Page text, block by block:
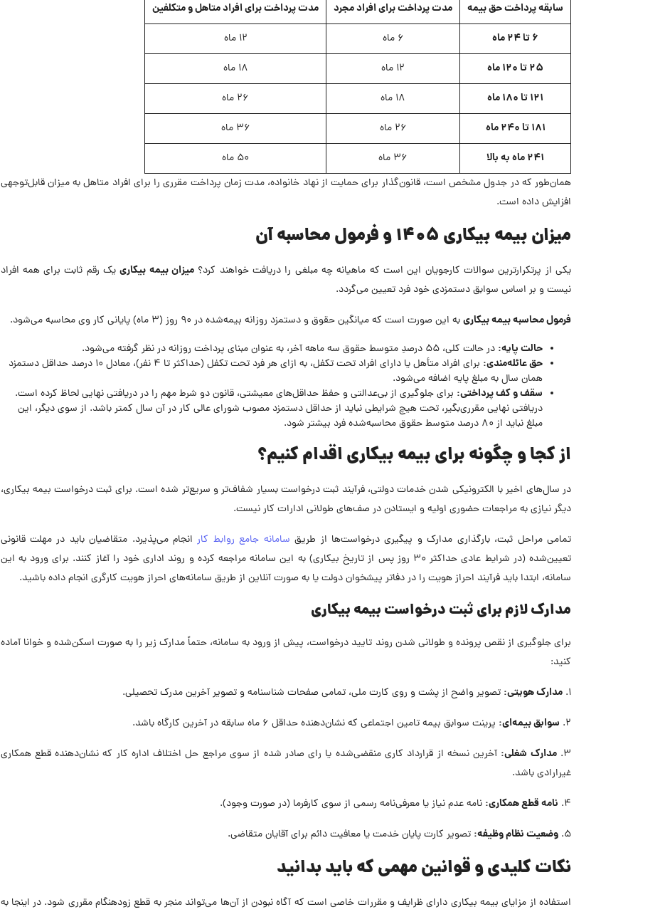
سابقه پرداخت حق بیمه مدت پرداخت برای افراد مجرد
مدت پرداخت برای افراد متاهل و متکلفین
۶ تا ۲۴ ماه
۶ ماه ۱۲ ماه
۲۵ تا ۱۲۰ ماه ۱۲ ماه ۱۸ ماه
۱۲۱ تا ۱۸۰ ماه ۱۸ ماه ۲۶ ماه
۱۸۱ تا ۲۴۰ ماه ۲۶ ماه ۳۶ ماه
۲۴۱ ماه به بالا ۳۶ ماه
۵۰ ماه
همان‌طور که در جدول مشخص است، قانون‌گذار برای حمایت از نهاد خانواده، مدت زمان پرداخت مقرری را برای افراد متاهل به میزان قابل‌توجهی
افزایش داده است.
میزان بیمه بیکاری 1405 و فرمول محاسبه آن
یکی از پرتکرارترین سوالات کارجویان این است که ماهیانه چه مبلغی را دریافت خواهند کرد؟ میزان بیمه بیکارییک رقم ثابت برای همه افراد
نیست و بر اساس سوابق دستمزدی خود فرد تعیین می‌گردد.
فرمول محاسبه بیمه بیکاریبه این صورت است که میانگین حقوق و دستمزد روزانه بیمه‌شده در ۹۰ روز (۳ ماه) پایانی کار وی محاسبه می‌شود.
حالت پایه: در حالت کلی، ۵۵ درصدِ متوسط حقوق سه ماهه آخر، به عنوان مبنای پرداخت روزانه در نظر گرفته می‌شود.
حق عائله‌مندی:
برای افراد متأهل یا دارای افراد تحت تکفل، به ازای هر فرد تحت تکفل (حداکثر تا ۴ نفر)، معادل ۱۰ درصد حداقل دستمزد
همان سال به مبلغ پایه اضافه می‌شود.
سقف و کف پرداختی: برای جلوگیری از بی‌عدالتی و حفظ حداقل‌های معیشتی، قانون دو شرط مهم را در دریافتی نهایی لحاظ کرده است.
دریافتی نهایی مقرری‌بگیر، تحت هیچ شرایطی نباید از حداقل دستمزد مصوب شورای عالی کار در آن سال کمتر باشد. از سوی دیگر، این
مبلغ نباید از ۸۰ درصد متوسط حقوق محاسبه‌شده فرد بیشتر شود.
از کجا و چگونه برای بیمه بیکاری اقدام کنیم؟
در سال‌های اخیر با الکترونیکی شدن خدمات دولتی، فرآیند ثبت درخواست بسیار شفاف‌تر و سریع‌تر شده است. برای ثبت درخواست بیمه بیکاری،
دیگر نیازی به مراجعات حضوری اولیه و ایستادن در صف‌های طولانی ادارات کار نیست.
تمامی مراحل ثبت، بارگذاری مدارک و پیگیری درخواست‌ها از طریق سامانه جامع روابط کارانجام می‌پذیرد. متقاضیان باید در مهلت قانونی
تعیین‌شده (در شرایط عادی حداکثر ۳۰ روز پس از تاریخ بیکاری) به این سامانه مراجعه کرده و روند اداری خود را آغاز کنند. برای ورود به این
سامانه، ابتدا باید فرآیند احراز هویت را در دفاتر پیشخوان دولت یا به صورت آنلاین از طریق سامانه‌های احراز هویت کارگری انجام داده باشید.
مدارک لازم برای ثبت درخواست بیمه بیکاری
برای جلوگیری از نقص پرونده و طولانی شدن روند تایید درخواست، پیش از ورود به سامانه، حتماً مدارک زیر را به صورت اسکن‌شده و خوانا آماده
کنید:
۱. مدارک هویتی: تصویر واضح از پشت و روی کارت ملی، تمامی صفحات شناسنامه و تصویر آخرین مدرک تحصیلی.
۲. سوابق بیمه‌ای: پرینت سوابق بیمه تامین اجتماعی که نشان‌دهنده حداقل ۶ ماه سابقه در آخرین کارگاه باشد.
۳. مدارک شغلی: آخرین نسخه از قرارداد کاری منقضی‌شده یا رای صادر شده از سوی مراجع حل اختلاف اداره کار که نشان‌دهنده قطع همکاری
غیرارادی باشد.
۴. نامه قطع همکاری: نامه عدم نیاز یا معرفی‌نامه رسمی از سوی کارفرما (در صورت وجود).
۵. وضعیت نظام وظیفه: تصویر کارت پایان خدمت یا معافیت دائم برای آقایان متقاضی.
نکات کلیدی و قوانین مهمی که باید بدانید
استفاده از مزایای بیمه بیکاری دارای ظرایف و مقررات خاصی است که آگاه نبودن از آن‌ها می‌تواند منجر به قطع زودهنگام مقرری شود. در اینجا به